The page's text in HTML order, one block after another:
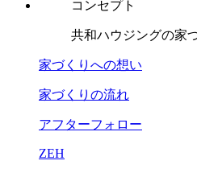
コンセプト
共和ハウジングの家
家づくりへの想い
家づくりの流れ
アフターフォロー
ZEH